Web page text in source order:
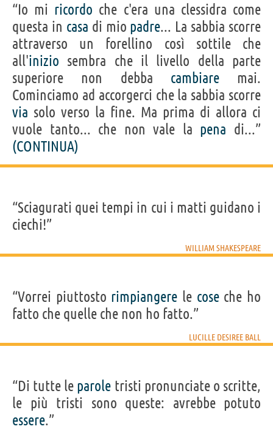
“Io mi ricordo che c'era una clessidra come
questa in casa di mio padre... La sabbia scorre
attraverso un forellino così sottile che
all'inizio sembra che il livello della parte
superiore non debba cambiaremai.
Cominciamo ad accorgerci che la sabbia scorre
via solo verso la fine. Ma prima di allora ci
vuole tanto... che non vale la pena di...”
(CONTINUA)
“Sciagurati quei tempi in cui i matti guidano i
ciechi!”
WILLIAM SHAKESPEARE
“Vorrei piuttosto rimpiangere le coseche ho
fatto che quelle che non ho fatto.”
LUCILLE DESIREE BALL
“Di tutte le parole tristi pronunciate o scritte,
le più tristi sono queste: avrebbe potuto
essere.”